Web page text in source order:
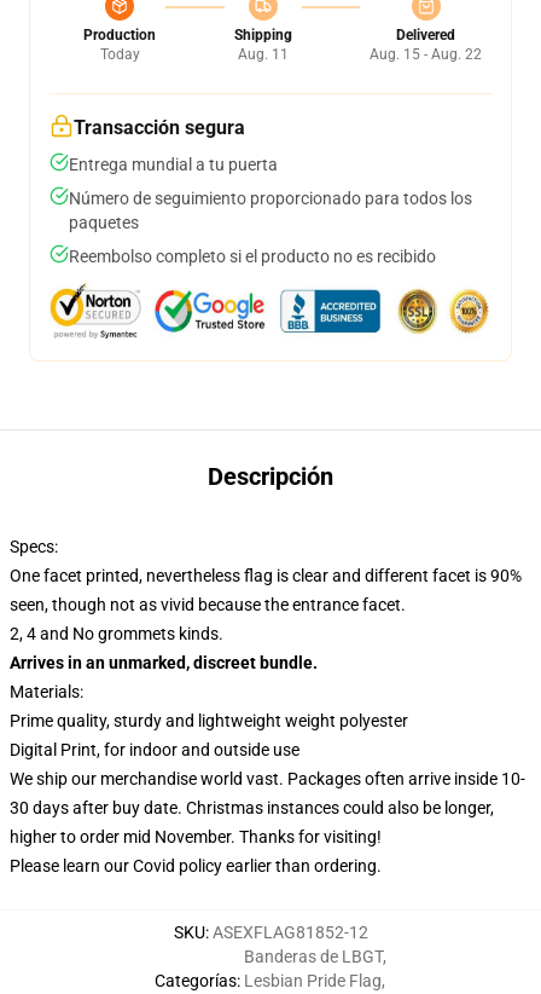
Production
Today
Shipping
Aug. 11
Delivered
Aug. 15 - Aug. 22
Transacción segura
Entrega mundial a tu puerta
Número de seguimiento proporcionado para todos los
paquetes
Reembolso completo si el producto no es recibido
Descripción
Specs:
One facet printed, nevertheless flag is clear and different facet is 90%
seen, though not as vivid because the entrance facet.
2, 4 and No grommets kinds.
Arrives in an unmarked, discreet bundle.
Materials:
Prime quality, sturdy and lightweight weight polyester
Digital Print, for indoor and outside use
We ship our merchandise world vast. Packages often arrive inside 10-
30 days after buy date. Christmas instances could also be longer,
higher to order mid November. Thanks for visiting!
Please learn our Covid policyearlier than ordering.
SKU:ASEXFLAG81852-12
Categorías:
Banderas de LBGT,
Lesbian Pride Flag,